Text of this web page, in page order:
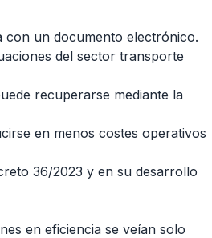
con un documento electrónico.
del sector transporte
recuperarse mediante la
en menos costes operativos
36/2023 y en su desarrollo
en eficiencia se veían solo